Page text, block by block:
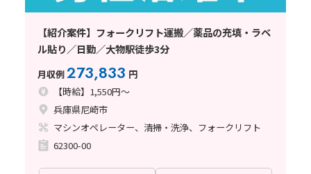
【紹介案件】フォークリフト運搬／薬品の充填・ラベ
ル貼り／日勤／大物駅徒歩3分
月収例273,833 円
【時給】1,550円～
兵庫県尼崎市
マシンオペレーター、清掃・洗浄、フォークリフト
62300-00